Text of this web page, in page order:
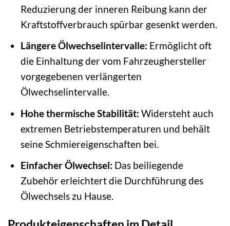
Reduzierung der inneren Reibung kann der
Kraftstoffverbrauch spürbar gesenkt werden.
Längere Ölwechselintervalle: Ermöglicht oft
die Einhaltung der vom Fahrzeughersteller
vorgegebenen verlängerten
Ölwechselintervalle.
Hohe thermische Stabilität: Widersteht auch
extremen Betriebstemperaturen und behält
seine Schmiereigenschaften bei.
Einfacher Ölwechsel: Das beiliegende
Zubehör erleichtert die Durchführung des
Ölwechsels zu Hause.